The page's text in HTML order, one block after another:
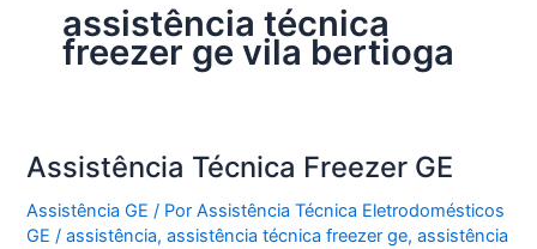
assistência técnica
freezer ge vila bertioga
Assistência Técnica Freezer GE
Assistência GE / PorAssistência Técnica Eletrodomésticos
GE/assistência,assistência técnica freezer ge,assistência